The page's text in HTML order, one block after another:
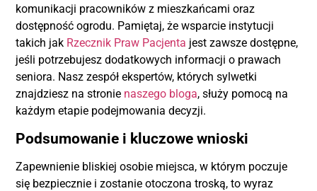
komunikacji pracowników z mieszkańcami oraz
dostępność ogrodu. Pamiętaj, że wsparcie instytucji
takich jak Rzecznik Praw Pacjenta jest zawsze dostępne,
jeśli potrzebujesz dodatkowych informacji o prawach
seniora. Nasz zespół ekspertów, których sylwetki
znajdziesz na stronie naszego bloga, służy pomocą na
każdym etapie podejmowania decyzji.
Podsumowanie i kluczowe wnioski
Zapewnienie bliskiej osobie miejsca, w którym poczuje
się bezpiecznie i zostanie otoczona troską, to wyraz